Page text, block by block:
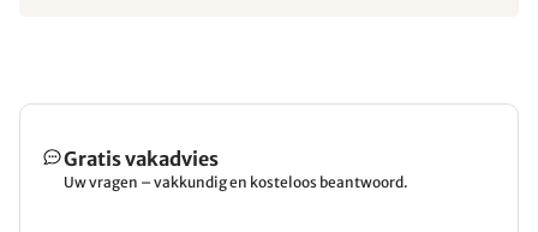
Gratis vakadvies
Uw vragen – vakkundig en kosteloos beantwoord.